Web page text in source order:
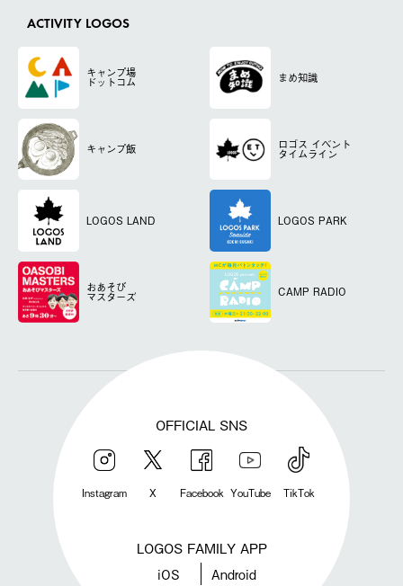
ACTIVITY LOGOS
キャンプ場
ドットコム まめ知識
キャンプ飯 ロゴス イベント
タイムライン
LOGOS LAND LOGOS PARK
おあそび
マスターズ CAMP RADIO
OFFICIAL SNS
Instagram X Facebook YouTube TikTok
LOGOS FAMILY APP
iOS Android